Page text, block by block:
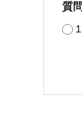
質